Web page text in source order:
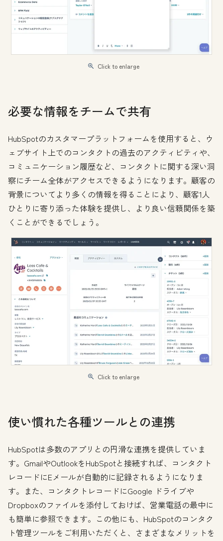
Click to enlarge
必要な情報をチームで共有
HubSpotのカスタマープラットフォームを使用すると、ウ
ェブサイト上でのコンタクトの過去のアクティビティや、
コミュニケーション履歴など、コンタクトに関する深い洞
察にチーム全体がアクセスできるようになります。顧客の
背景についてより多くの情報を得ることにより、顧客1人
ひとりに寄り添った体験を提供し、より良い信頼関係を築
くことができるでしょう。
Click to enlarge
使い慣れた各種ツールとの連携
HubSpotは多数のアプリとの円滑な連携を提供していま
す。GmailやOutlookをHubSpotと接続すれば、コンタクト
レコードにEメールが自動的に記録されるようになりま
す。また、コンタクトレコードにGoogle ドライブや
Dropboxのファイルを添付しておけば、営業電話の最中に
も簡単に参照できます。この他にも、HubSpotのコンタク
ト管理ツールをご利用いただくと、さまざまなメリットを